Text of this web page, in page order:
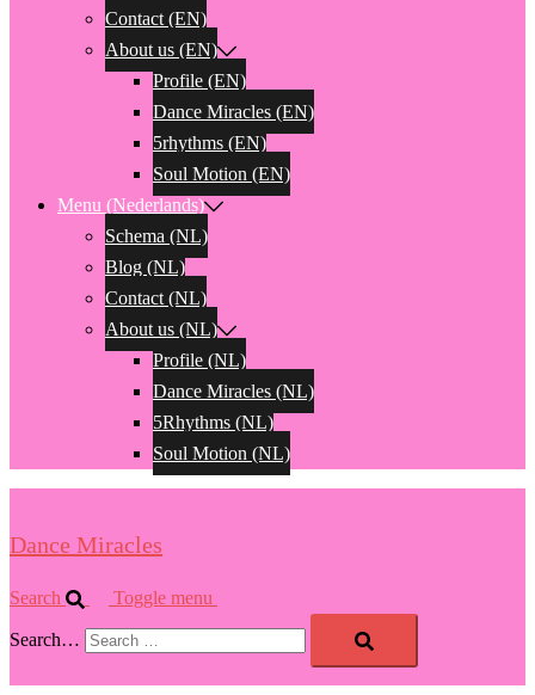
Contact (EN)
About us (EN)
Profile (EN)
Dance Miracles (EN)
5rhythms (EN)
Soul Motion (EN)
Menu (Nederlands)
Schema (NL)
Blog (NL)
Contact (NL)
About us (NL)
Profile (NL)
Dance Miracles (NL)
5Rhythms (NL)
Soul Motion (NL)
Dance Miracles
Search Toggle menu
Search…